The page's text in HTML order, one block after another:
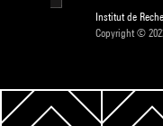
Institut de
Copyright ©